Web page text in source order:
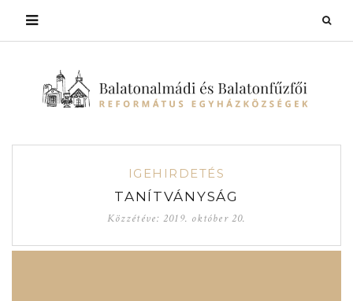
IGEHIRDETÉS
TANÍTVÁNYSÁG
Közzétéve:2019. október 20.